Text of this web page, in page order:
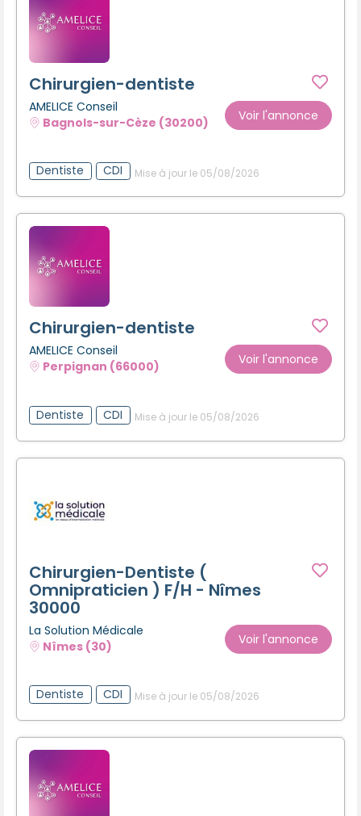
Chirurgien-dentiste
AMELICE Conseil
Bagnols-sur-Cèze (30200)
Voir l'annonce
Dentiste CDI Mise à jour le 05/08/2026
Chirurgien-dentiste
AMELICE Conseil
Perpignan (66000)
Voir l'annonce
Dentiste CDI Mise à jour le 05/08/2026
Chirurgien-Dentiste (
Omnipraticien ) F/H - Nîmes
30000
La Solution Médicale
Nîmes (30)
Voir l'annonce
Dentiste CDI Mise à jour le 05/08/2026